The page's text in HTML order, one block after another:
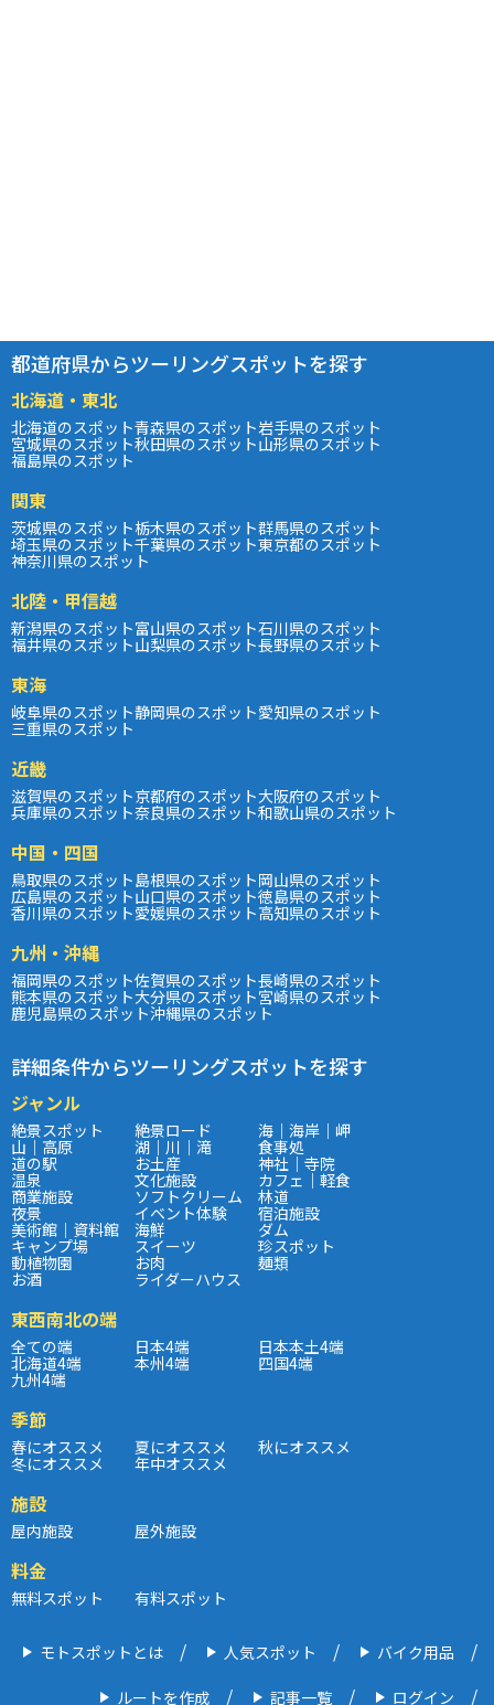
都道府県からツーリングスポットを探す
北海道・東北
北海道のスポット青森県のスポット岩手県のスポット
宮城県のスポット秋田県のスポット山形県のスポット
福島県のスポット
関東
茨城県のスポット栃木県のスポット群馬県のスポット
埼玉県のスポット千葉県のスポット東京都のスポット
神奈川県のスポット
北陸・甲信越
新潟県のスポット富山県のスポット石川県のスポット
福井県のスポット山梨県のスポット長野県のスポット
東海
岐阜県のスポット静岡県のスポット愛知県のスポット
三重県のスポット
近畿
滋賀県のスポット京都府のスポット大阪府のスポット
兵庫県のスポット奈良県のスポット和歌山県のスポット
中国・四国
鳥取県のスポット島根県のスポット岡山県のスポット
広島県のスポット山口県のスポット徳島県のスポット
香川県のスポット愛媛県のスポット高知県のスポット
九州・沖縄
福岡県のスポット佐賀県のスポット長崎県のスポット
熊本県のスポット大分県のスポット宮崎県のスポット
鹿児島県のスポット沖縄県のスポット
詳細条件からツーリングスポットを探す
ジャンル
絶景スポット 絶景ロード 海｜海岸｜岬
山｜高原 湖｜川｜滝 食事処
道の駅 お土産 神社｜寺院
温泉 文化施設 カフェ｜軽食
商業施設 ソフトクリーム 林道
夜景 イベント体験 宿泊施設
美術館｜資料館 海鮮 ダム
キャンプ場 スイーツ 珍スポット
動植物園 お肉 麺類
お酒 ライダーハウス
東西南北の端
全ての端 日本4端 日本本土4端
北海道4端 本州4端 四国4端
九州4端
季節
春にオススメ 夏にオススメ 秋にオススメ
冬にオススメ 年中オススメ
施設
屋内施設 屋外施設
料金
無料スポット 有料スポット
モトスポットとは 人気スポット バイク用品
ルートを作成 記事一覧 ログイン